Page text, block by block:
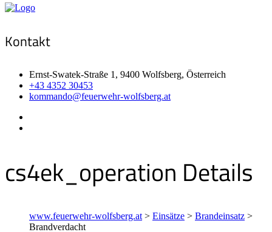
Kontakt
Ernst-Swatek-Straße 1, 9400 Wolfsberg, Österreich
+43 4352 30453
kommando@feuerwehr-wolfsberg.at
cs4ek_operation Details
www.feuerwehr-wolfsberg.at > Einsätze > Brandeinsatz >
Brandverdacht